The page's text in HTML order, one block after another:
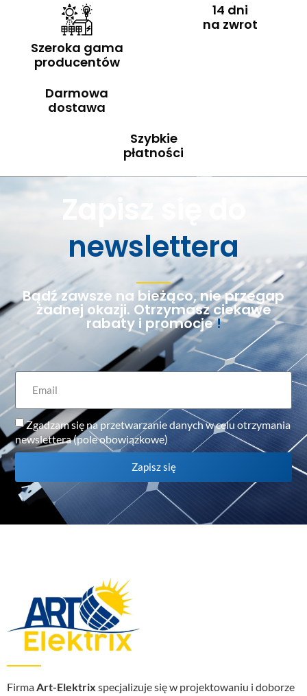
Szeroka gama
producentów
14 dni
na zwrot
Darmowa
dostawa
Szybkie
płatności
Zapisz się do
newslettera
Bądź zawsze na bieżąco, nie przegap
żadnej okazji. Otrzymasz ciekawe
rabaty i promocje!
Zgadzam się na przetwarzanie danych w celu otrzymania
newslettera (pole obowiązkowe)
Zapisz się
FirmaArt-Elektrix specjalizuje się w projektowaniu i doborze